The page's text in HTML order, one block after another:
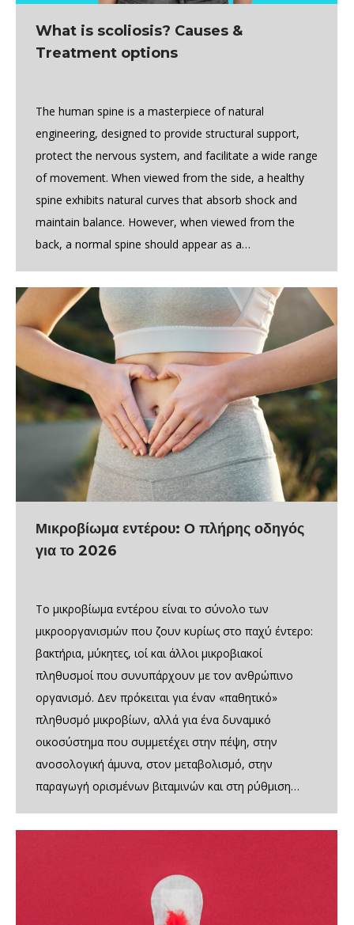
What is scoliosis? Causes &
Treatment options
The human spine is a masterpiece of natural
engineering, designed to provide structural support,
protect the nervous system, and facilitate a wide range
of movement. When viewed from the side, a healthy
spine exhibits natural curves that absorb shock and
maintain balance. However, when viewed from the
back, a normal spine should appear as a…
Μικροβίωμα εντέρου: Ο πλήρης οδηγός
για το 2026
Το μικροβίωμα εντέρου είναι το σύνολο των
μικροοργανισμών που ζουν κυρίως στο παχύ έντερο:
βακτήρια, μύκητες, ιοί και άλλοι μικροβιακοί
πληθυσμοί που συνυπάρχουν με τον ανθρώπινο
οργανισμό. Δεν πρόκειται για έναν «παθητικό»
πληθυσμό μικροβίων, αλλά για ένα δυναμικό
οικοσύστημα που συμμετέχει στην πέψη, στην
ανοσολογική άμυνα, στον μεταβολισμό, στην
παραγωγή ορισμένων βιταμινών και στη ρύθμιση…